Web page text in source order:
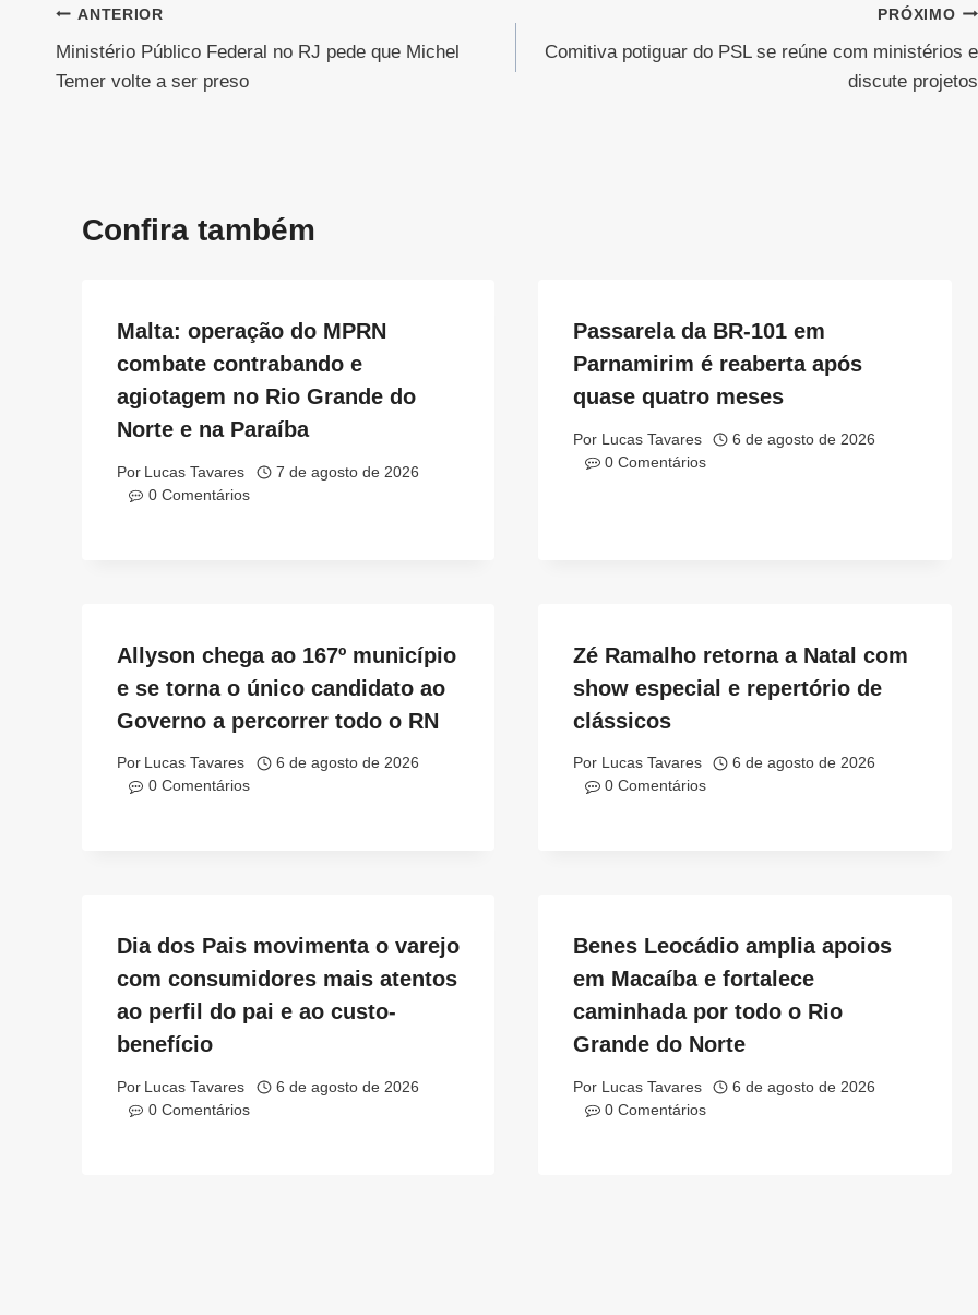
Navegação
de
ANTERIOR
Ministério Público Federal no RJ pede que Michel
Temer volte a ser preso
PRÓXIMO
Comitiva potiguar do PSL se reúne com ministérios e
discute projetos
Confira também
Malta: operação do MPRN
combate contrabando e
agiotagem no Rio Grande do
Norte e na Paraíba
Por Lucas Tavares
7 de agosto de 2026
0 Comentários
Passarela da BR-101 em
Parnamirim é reaberta após
quase quatro meses
Por Lucas Tavares
6 de agosto de 2026
0 Comentários
Allyson chega ao 167º município
e se torna o único candidato ao
Governo a percorrer todo o RN
Por Lucas Tavares
6 de agosto de 2026
0 Comentários
Zé Ramalho retorna a Natal com
show especial e repertório de
clássicos
Por Lucas Tavares
6 de agosto de 2026
0 Comentários
Dia dos Pais movimenta o varejo
com consumidores mais atentos
ao perfil do pai e ao custo-
benefício
Por Lucas Tavares
6 de agosto de 2026
0 Comentários
Benes Leocádio amplia apoios
em Macaíba e fortalece
caminhada por todo o Rio
Grande do Norte
Por Lucas Tavares
6 de agosto de 2026
0 Comentários